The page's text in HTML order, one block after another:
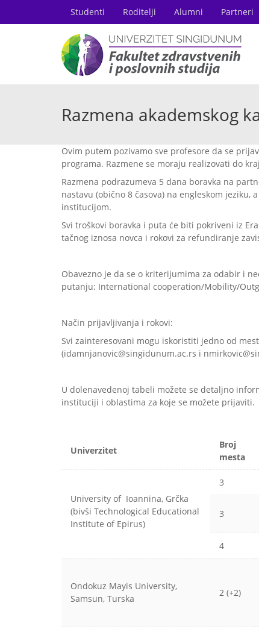
Studenti Roditelji Alumni Partneri
Razmena akademskog
Ovim putem pozivamo sve profesore da se
programa. Razmene se moraju realizovati do
Razmena podrazumeva 5 dana boravka na
nastavu (obično 8 časova) na engleskom
institucijom.
Svi troškovi boravka i puta će biti pokriveni iz
tačnog iznosa novca i rokovi za refundiranje
Obavezno je da se o kriterijumima za odabir i
putanju: International cooperation/Mobility/
Način prijavljivanja i rokovi:
Svi zainteresovani mogu iskoristiti jedno od
(idamnjanovic@singidunum.ac.rs i
U dolenavedenoj tabeli možete se detaljno
instituciji i oblastima za koje se možete prijaviti.
Univerzitet
Broj
mesta
University of Ioannina, Grčka
(bivši Technological Educational
Institute of Epirus)
3
3
4
Ondokuz Mayis University,
Samsun, Turska
2 (+2)